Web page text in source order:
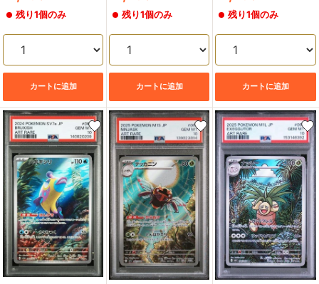
価
格
残り1個のみ
カートに追加
価
格
残り1個のみ
カートに追加
価
格
残り1個のみ
カートに追加